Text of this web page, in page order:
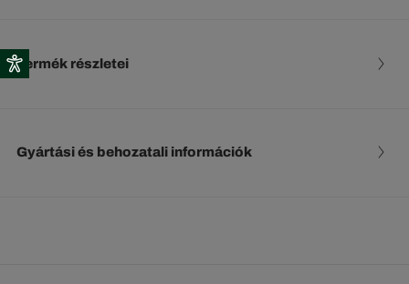
Termék részletei
Gyártási és behozatali információk